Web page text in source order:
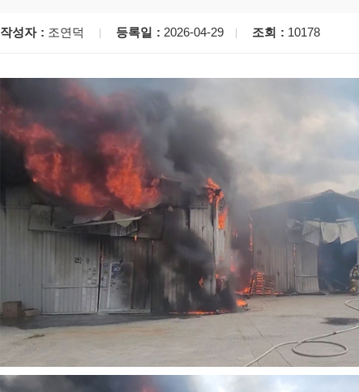
작성자 조연덕 등록일 2026-04-29 조회 10178
'멈춘 고양, 다시 뛰게!' 민경선 고양
시장 취임
민선8기 마무리 한 이동환 고양시장
이임식
'제38회 고양행주문화제' 행주산성
고양시 폭염
면 가동
물향기수목
종 감상'
민경선 시장,